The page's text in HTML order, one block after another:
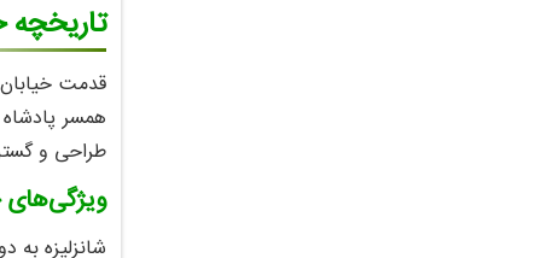
تاریخچه
همسر
طراحی و
ویژگی‌های
شانزلیزه